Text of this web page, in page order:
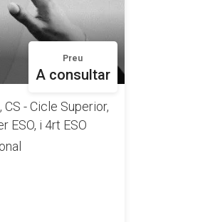
Preu
A consultar
- Cicle Superior,
ESO, i 4rt ESO